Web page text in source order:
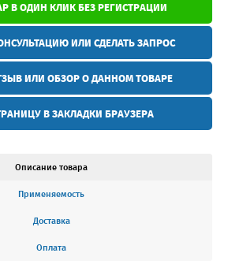
В ОДИН КЛИК БЕЗ РЕГИСТРАЦИИ
ИЛИ СДЕЛАТЬ ЗАПРОС
ИЛИ ОБЗОР О ДАННОМ ТОВАРЕ
В ЗАКЛАДКИ БРАУЗЕРА
Описание товара
Применяемость
Доставка
Оплата